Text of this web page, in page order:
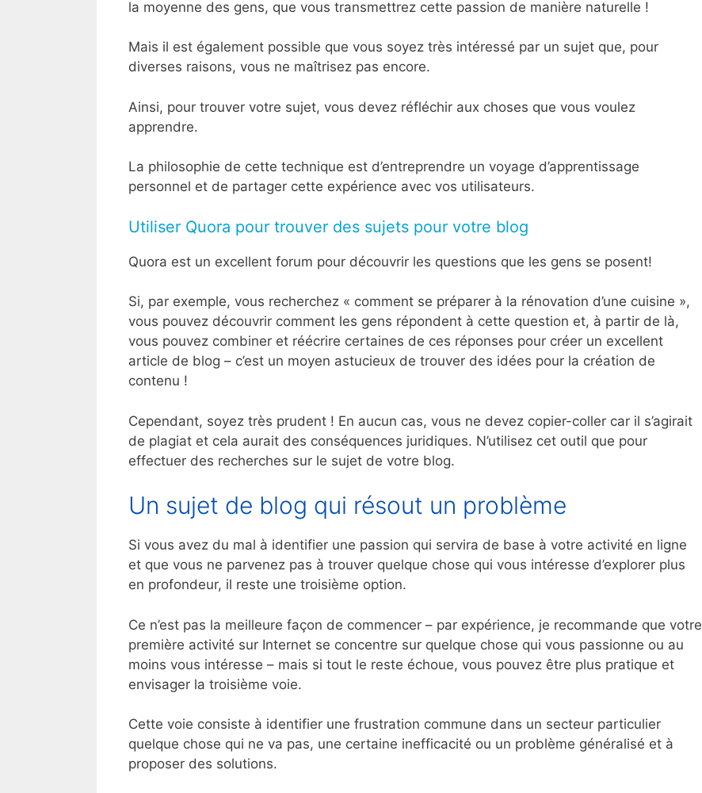
la moyenne des gens, que vous transmettrez cette passion de manière naturelle !
Mais il est également possible que vous soyez très intéressé par un sujet que, pour
diverses raisons, vous ne maîtrisez pas encore.
Ainsi, pour trouver votre sujet, vous devez réfléchir aux choses que vous voulez
apprendre.
La philosophie de cette technique est d’entreprendre un voyage d’apprentissage
personnel et de partager cette expérience avec vos utilisateurs.
Utiliser Quora pour trouver des sujets pour votre blog
Quora est un excellent forum pour découvrir les questions que les gens se posent!
Si, par exemple, vous recherchez « comment se préparer à la rénovation d’une cuisine »,
vous pouvez découvrir comment les gens répondent à cette question et, à partir de là,
vous pouvez combiner et réécrire certaines de ces réponses pour créer un excellent
article de blog – c’est un moyen astucieux de trouver des idées pour la création de
contenu !
Cependant, soyez très prudent ! En aucun cas, vous ne devez copier-coller car il s’agirait
de plagiat et cela aurait des conséquences juridiques. N’utilisez cet outil que pour
effectuer des recherches sur le sujet de votre blog.
Un sujet de blog qui résout un problème
Si vous avez du mal à identifier une passion qui servira de base à votre activité en ligne
et que vous ne parvenez pas à trouver quelque chose qui vous intéresse d’explorer plus
en profondeur, il reste une troisième option.
Ce n’est pas la meilleure façon de commencer – par expérience, je recommande que votre
première activité sur Internet se concentre sur quelque chose qui vous passionne ou au
moins vous intéresse – mais si tout le reste échoue, vous pouvez être plus pratique et
envisager la troisième voie.
Cette voie consiste à identifier une frustration commune dans un secteur particulier
quelque chose qui ne va pas, une certaine inefficacité ou un problème généralisé et à
proposer des solutions.